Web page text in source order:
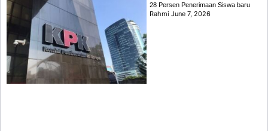
28 Persen Penerimaan Siswa baru
RahmiJune 7, 2026